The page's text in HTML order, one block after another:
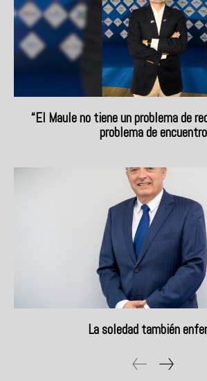
“El Maule no tiene un problema de
problema de
La soledad también